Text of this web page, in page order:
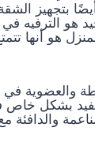
هو أنها
والعضوية
مفيد بشكل
والدافئة